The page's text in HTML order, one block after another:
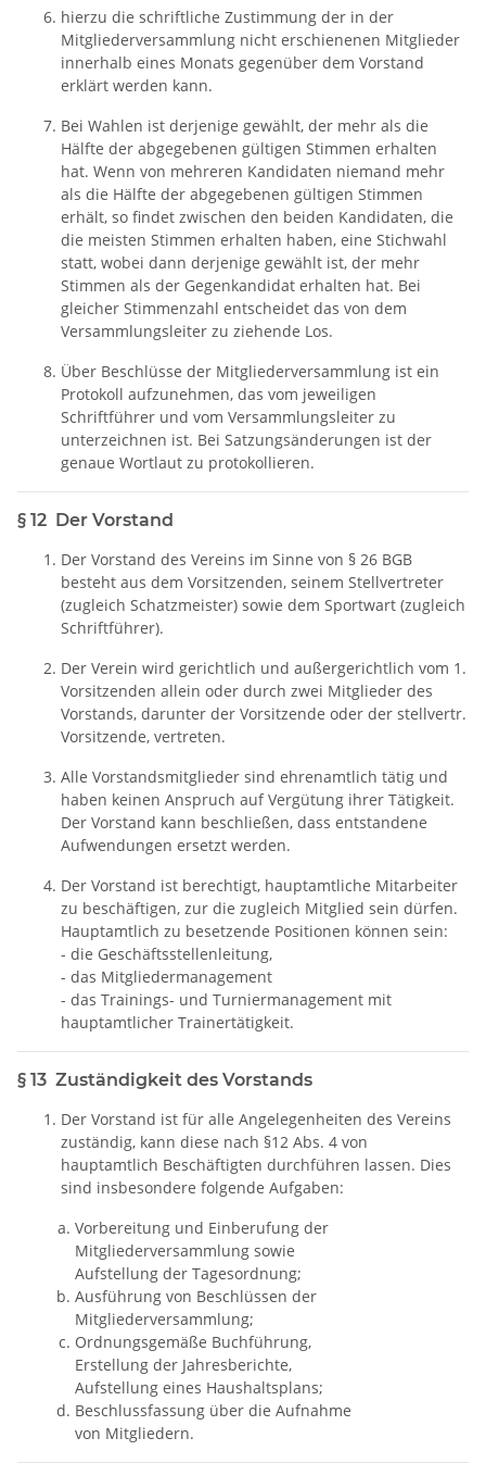
hierzu die schriftliche Zustimmung der in der
Mitgliederversammlung nicht erschienenen Mitglieder
innerhalb eines Monats gegenüber dem Vorstand
erklärt werden kann.
Bei Wahlen ist derjenige gewählt, der mehr als die
Hälfte der abgegebenen gültigen Stimmen erhalten
hat. Wenn von mehreren Kandidaten niemand mehr
als die Hälfte der abgegebenen gültigen Stimmen
erhält, so findet zwischen den beiden Kandidaten, die
die meisten Stimmen erhalten haben, eine Stichwahl
statt, wobei dann derjenige gewählt ist, der mehr
Stimmen als der Gegenkandidat erhalten hat. Bei
gleicher Stimmenzahl entscheidet das von dem
Versammlungsleiter zu ziehende Los.
Über Beschlüsse der Mitgliederversammlung ist ein
Protokoll aufzunehmen, das vom jeweiligen
Schriftführer und vom Versammlungsleiter zu
unterzeichnen ist. Bei Satzungsänderungen ist der
genaue Wortlaut zu protokollieren.
§ 12 Der Vorstand
Der Vorstand des Vereins im Sinne von § 26 BGB
besteht aus dem Vorsitzenden, seinem Stellvertreter
(zugleich Schatzmeister) sowie dem Sportwart (zugleich
Schriftführer).
Der Verein wird gerichtlich und außergerichtlich vom 1.
Vorsitzenden allein oder durch zwei Mitglieder des
Vorstands, darunter der Vorsitzende oder der stellvertr.
Vorsitzende, vertreten.
Alle Vorstandsmitglieder sind ehrenamtlich tätig und
haben keinen Anspruch auf Vergütung ihrer Tätigkeit.
Der Vorstand kann beschließen, dass entstandene
Aufwendungen ersetzt werden.
Der Vorstand ist berechtigt, hauptamtliche Mitarbeiter
zu beschäftigen, zur die zugleich Mitglied sein dürfen.
Hauptamtlich zu besetzende Positionen können sein:
- die Geschäftsstellenleitung,
- das Mitgliedermanagement
- das Trainings- und Turniermanagement mit
hauptamtlicher Trainertätigkeit.
§ 13 Zuständigkeit des Vorstands
Der Vorstand ist für alle Angelegenheiten des Vereins
zuständig, kann diese nach §12 Abs. 4 von
hauptamtlich Beschäftigten durchführen lassen. Dies
sind insbesondere folgende Aufgaben:
Vorbereitung und Einberufung der
Mitgliederversammlung sowie
Aufstellung der Tagesordnung;
Ausführung von Beschlüssen der
Mitgliederversammlung;
Ordnungsgemäße Buchführung,
Erstellung der Jahresberichte,
Aufstellung eines Haushaltsplans;
Beschlussfassung über die Aufnahme
von Mitgliedern.